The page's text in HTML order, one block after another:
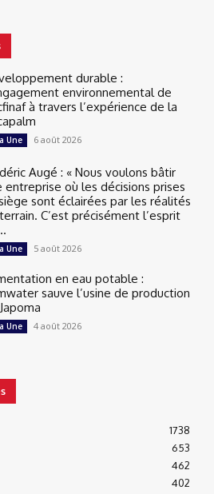
durable :
environnemental de
à travers l’expérience de la
Une 6 août 2026
Augé : « Nous voulons bâtir
entreprise où les décisions prises
sont éclairées par les réalités
C’est précisément l’esprit
Une 5 août 2026
en eau potable :
sauve l’usine de production
Une 4 août 2026
1738
653
462
402